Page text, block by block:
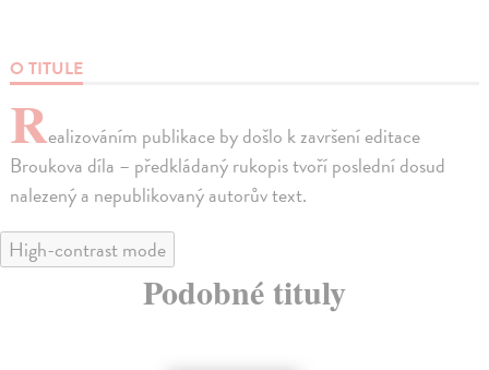
O TITULE
Realizováním publikace by došlo k završení editace
Broukova díla – předkládaný rukopis tvoří poslední dosud
nalezený a nepublikovaný autorův text.
High-contrast mode
Podobné tituly